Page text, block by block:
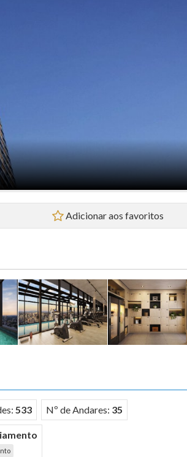
Terreno em Condomínio (3)
Adicionar aos favoritos
533 Nº de Andares: 35